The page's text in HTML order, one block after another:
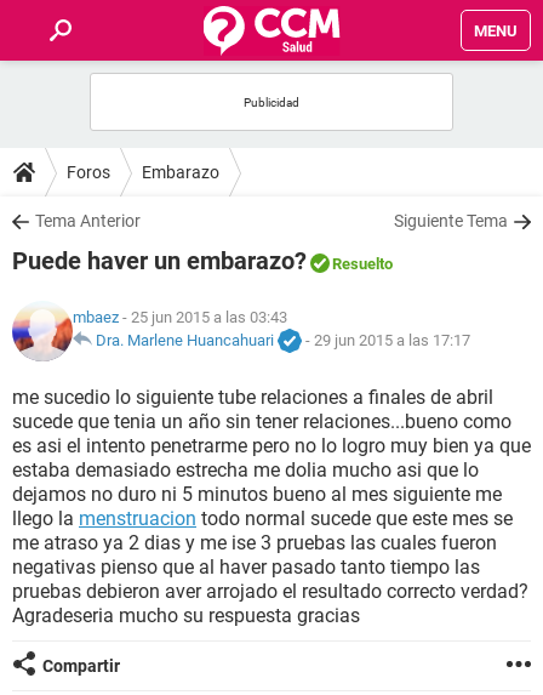
MENU
FOROS
SALUD
NUTRICIÓN
BIENESTAR
SEXUALIDAD
GLOSARIO
Foros Embarazo
Tema Anterior Siguiente Tema
Puede haver un embarazo? Resuelto
mbaez - 25 jun 2015 a las 03:43
Dra. Marlene Huancahuari
- 29 jun 2015 a las 17:17
me sucedio lo siguiente tube relaciones a finales de abril
sucede que tenia un año sin tener relaciones...bueno como
es asi el intento penetrarme pero no lo logro muy bien ya que
estaba demasiado estrecha me dolia mucho asi que lo
dejamos no duro ni 5 minutos bueno al mes siguiente me
llego la menstruacion todo normal sucede que este mes se
me atraso ya 2 dias y me ise 3 pruebas las cuales fueron
negativas pienso que al haver pasado tanto tiempo las
pruebas debieron aver arrojado el resultado correcto verdad?
Agradeseria mucho su respuesta gracias
Compartir